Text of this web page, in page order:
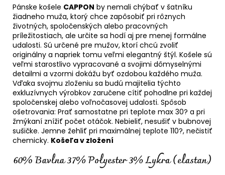
Pánske košele CAPPON by nemali chýbať v šatníku
žiadneho muža, ktorý chce zapôsobiť pri rôznych
životných, spoločenských alebo pracovných
príležitostiach, ale určite sa hodí aj pre menej formálne
udalosti. Sú určené pre mužov, ktorí chcú zvoliť
originálny a napriek tomu veľmi elegantný štýl. Košele sú
veľmi starostlivo vypracované a svojimi dômyselnými
detailmi a vzormi dokážu byť ozdobou každého muža.
Vďaka svojmu zloženiu sa budú majitelia týchto
exkluzívnych výrobkov zaručene cítiť pohodlne pri každej
spoločenskej alebo voľnočasovej udalosti. Spôsob
ošetrovania: Prať samostatne pri teplote max 30? a pri
žmýkaní znížiť počet otáčok. Nebieliť, nesušiť v bubnovej
sušičke. Jemne žehliť pri maximálnej teplote 110?, nečistiť
chemicky. Košeľa v zložení